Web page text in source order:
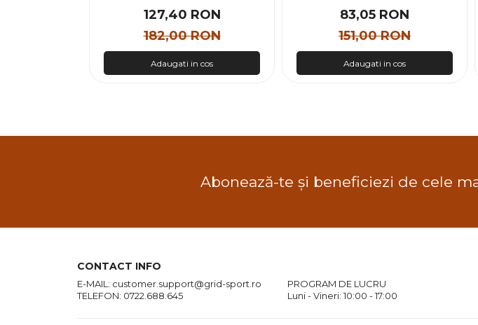
127,40 RON
182,00 RON
Adaugati in cos
83,05 RON
151,00 RON
Adaugati in cos
Abonează-te și beneficiezi de cele
CONTACT INFO
E-MAIL: customer.support@grid-sport.ro
TELEFON: 0722.688.645
PROGRAM DE LUCRU
Luni - Vineri: 10:00 - 17:00